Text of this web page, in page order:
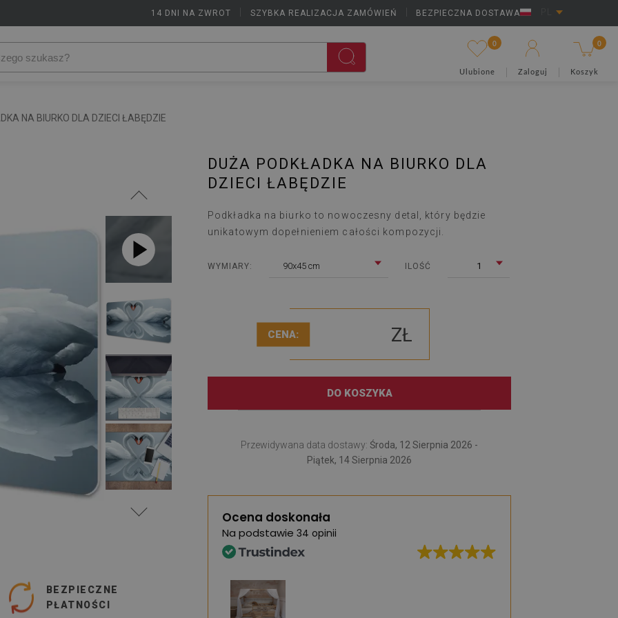
14 DNI NA ZWROT SZYBKA REALIZACJA ZAMÓWIEŃ BEZPIECZNA DOSTAWA
0
Ulubione Zaloguj
0
Koszyk
NA BIURKO DLA DZIECI ŁABĘDZIE
BEZPIECZNE
PŁATNOŚCI
DUŻA PODKŁADKA NA BIURKO DLA
DZIECI ŁABĘDZIE
Podkładka na biurko to nowoczesny detal, który będzie
unikatowym dopełnieniem całości kompozycji.
WYMIARY: 90x45 cm ILOŚĆ 1
CENA: ZŁ
DO KOSZYKA
Przewidywana data dostawy: Środa, 12 Sierpnia 2026 -
Piątek, 14 Sierpnia 2026
Ocena doskonała
Na podstawie 34 opinii